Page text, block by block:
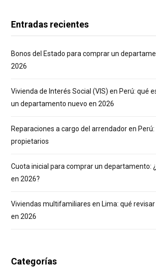
Entradas recientes
Bonos del Estado para comprar un
2026
Vivienda de Interés Social (VIS) en Perú: qué
un departamento nuevo en 2026
Reparaciones a cargo del arrendador en
propietarios
Cuota inicial para comprar un departamento:
en 2026?
Viviendas multifamiliares en Lima: qué
en 2026
Categorías